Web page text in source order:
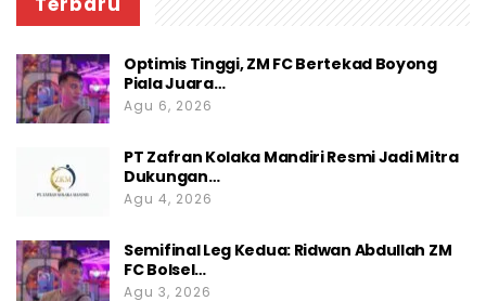
Optimis Tinggi, ZM FC Bertekad Boyong
Piala Juara…
Agu 6, 2026
PT Zafran Kolaka Mandiri Resmi Jadi Mitra
Dukungan…
Agu 4, 2026
Semifinal Leg Kedua: Ridwan Abdullah ZM
FC Bolsel…
Agu 3, 2026